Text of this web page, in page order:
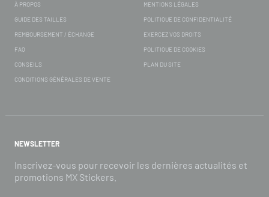
À PROPOS
GUIDE DES TAILLES
REMBOURSEMENT / ÉCHANGE
FAQ
CONSEILS
CONDITIONS GÉNÉRALES DE VENTE
MENTIONS LÉGALES
POLITIQUE DE CONFIDENTIALITÉ
EXERCEZ VOS DROITS
POLITIQUE DE COOKIES
PLAN DU SITE
NEWSLETTER
Inscrivez-vous pour recevoir les dernières actualités et
promotions MX Stickers.